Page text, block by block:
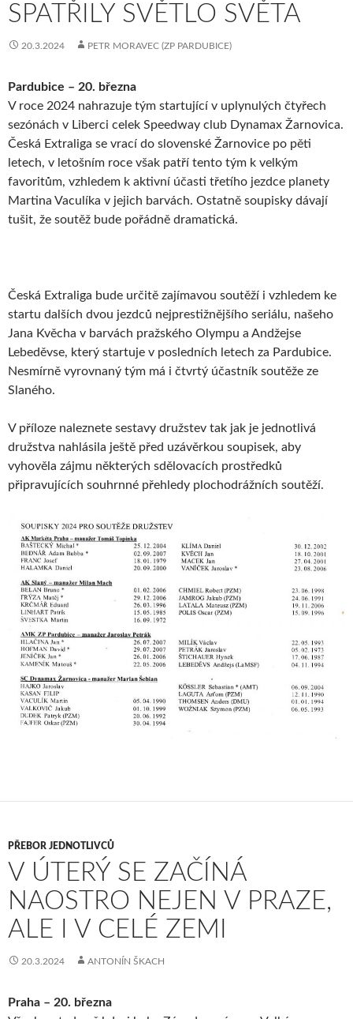
SPATŘILY SVĚTLO SVĚTA
20.3.2024 PETR MORAVEC (ZP PARDUBICE)
Pardubice – 20. března
V roce 2024 nahrazuje tým startující v uplynulých čtyřech
sezónách v Liberci celek Speedway club Dynamax Žarnovica.
Česká Extraliga se vrací do slovenské Žarnovice po pěti
letech, v letošním roce však patří tento tým k velkým
favoritům, vzhledem k aktivní účasti třetího jezdce planety
Martina Vaculíka v jejich barvách. Ostatně soupisky dávají
tušit, že soutěž bude pořádně dramatická.
Česká Extraliga bude určitě zajímavou soutěží i vzhledem ke
startu dalších dvou jezdců nejprestižnějšího seriálu, našeho
Jana Kvěcha v barvách pražského Olympu a Andžejse
Lebeděvse, který startuje v posledních letech za Pardubice.
Nesmírně vyrovnaný tým má i čtvrtý účastník soutěže ze
Slaného.
V příloze naleznete sestavy družstev tak jak je jednotlivá
družstva nahlásila ještě před uzávěrkou soupisek, aby
vyhověla zájmu některých sdělovacích prostředků
připravujících souhrnné přehledy plochodrážních soutěží.
PŘEBOR JEDNOTLIVCŮ
V ÚTERÝ SE ZAČÍNÁ
NAOSTRO NEJEN V PRAZE,
ALE I V CELÉ ZEMI
20.3.2024 ANTONÍN ŠKACH
Praha – 20. března